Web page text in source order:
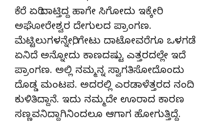
ಕೆರೆ ಏರಿ ದಾಟ್ತಿದ್ದ ಹಾಗೇ ಸಿಗೋದು ಇಕ್ಕೇರಿ
ಅಘೋರೇಶ್ವರ ದೇಗುಲದ ಪ್ರಾಂಗಣ.
ಮೆಟ್ಟಿಲುಗಳನ್ನೇರಿ, ಗೇಟು ದಾಟೋವರೆಗೂ ಒಳಗಡೆ
ಏನಿದೆ ಅನ್ನೋದು ಕಾಣದಷ್ಟು ಎತ್ತರದಲ್ಲೇ ಇದೆ
ಪ್ರಾಂಗಣ. ಅಲ್ಲಿ ನಮ್ಮನ್ನ ಸ್ವಾಗತಿಸೋದೊಂದು
ದೊಡ್ಡ ಮಂಟಪ. ಅದರಲ್ಲಿ ಎರಡಾಳೆತ್ತರದ ನಂದಿ
ಕುಳಿತಿದ್ದಾನೆ. ಇದು ನಮ್ಮದೇ ಊರಾದ ಕಾರಣ
ಸಣ್ಣವನಿದ್ದಾಗಿನಿಂದಲೂ ಆಗಾಗ ಹೋಗುತ್ತಿದ್ದೆ.